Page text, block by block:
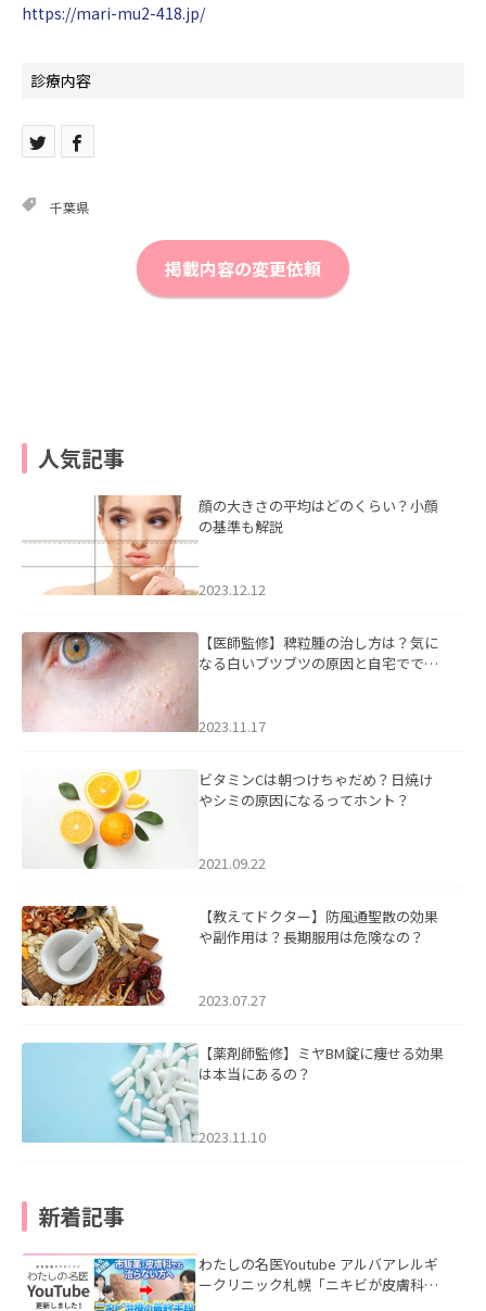
https://mari-mu2-418.jp/
診療内容
千葉県
掲載内容の変更依頼
人気記事
顔の大きさの平均はどのくらい？小顔
の基準も解説
2023.12.12
【医師監修】稗粒腫の治し方は？気に
なる白いブツブツの原因と自宅ででき
2023.11.17
ビタミンCは朝つけちゃだめ？日焼け
やシミの原因になるってホント？
2021.09.22
【教えてドクター】防風通聖散の効果
や副作用は？長期服用は危険なの？
2023.07.27
【薬剤師監修】ミヤBM錠に痩せる効果
は本当にあるの？
2023.11.10
新着記事
わたしの名医Youtube アルバアレルギ
ークリニック札幌「ニキビが皮膚科で